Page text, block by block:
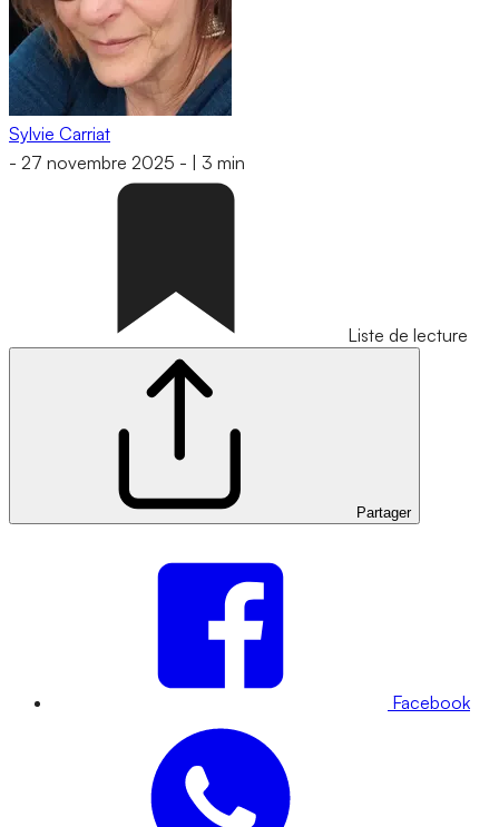
Sylvie Carriat
- 27 novembre 2025 - 3 min
Liste de lecture
Partager
Facebook